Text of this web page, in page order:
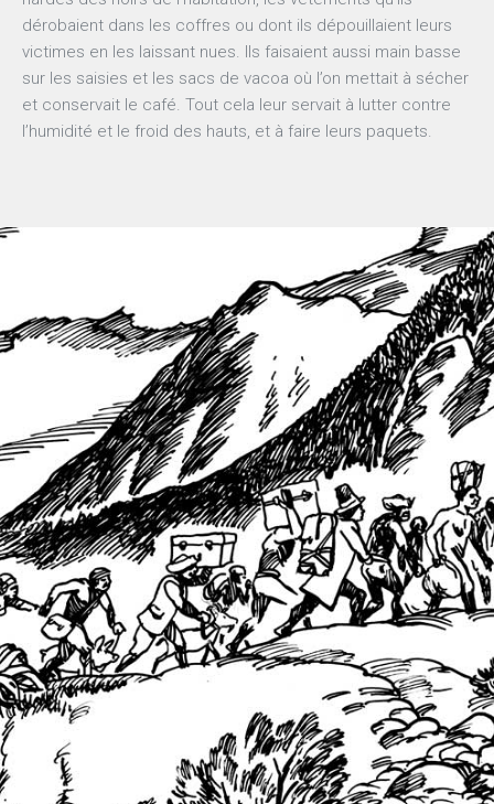
dérobaient dans les coffres ou dont ils dépouillaient leurs
victimes en les laissant nues. Ils faisaient aussi main basse
sur les saisies et les sacs de vacoa où l’on mettait à sécher
et conservait le café. Tout cela leur servait à lutter contre
l’humidité et le froid des hauts, et à faire leurs paquets.